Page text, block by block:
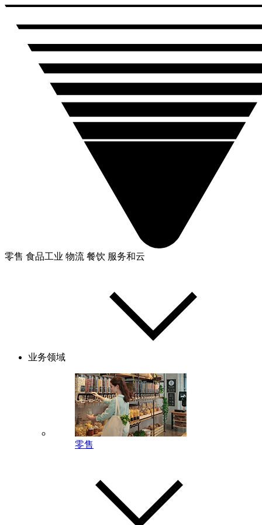
零售 食品工业 物流 餐饮 服务和云
业务领域
零售